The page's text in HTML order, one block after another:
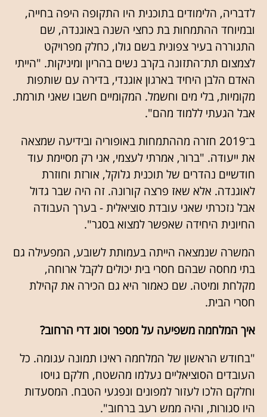
לדבריה, הלימודים בתוכנית היו התקופה היפה בחייה,
ובמיוחד ההתמחות בת כחצי השנה באוגנדה, שם
התגוררה בעיר צפונית בשם גולו, כחלק מפרויקט
לצמצום תת־התזונה בקרב נשים בהריון ומיניקות. "הייתי
האדם הלבן היחיד בארגון אוגנדי, בדירה עם שותפות
מקומיות, בלי מים וחשמל. המקומיים חשבו שאני תורמת.
אבל הגעתי ללמוד מהם".
ב־2019 חזרה מההתמחות באופוריה ובידיעה שמצאה
את ייעודה. "ברור, אמרתי לעצמי, אני רק מסיימת עוד
חודשיים נהדרים של תוכנית גלוקל, אורזת וחוזרת
לאוגנדה. אלא שאז פרצה קורונה. זה היה שבר גדול
אבל נזכרתי שאני עובדת סוציאלית - בערך העבודה
החיונית היחידה שאפשר למצוא בסגר".
המשרה שנמצאה הייתה בעמותת לשובע, המפעילה גם
בתי מחסה שבהם חסרי בית יכולים לקבל ארוחה,
מקלחת ומיטה. שם כאמור היא גם הכירה את קהילת
חסרי הבית.
איך המלחמה משפיעה על מספר וסוג דרי הרחוב?
"בחודש הראשון של המלחמה ראינו תמונה עגומה. כל
העובדים הסוציאליים נעלמו מהשטח, חלקם גויסו
וחלקם הלכו לעזור למפונים ונפגעי הטבח. המסעדות
היו סגורות, והיה ממש רעב ברחוב".